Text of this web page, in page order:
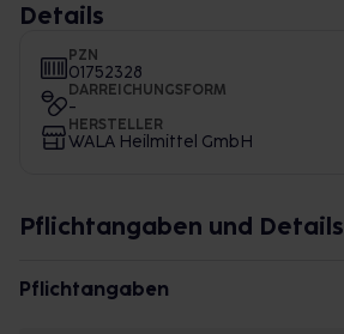
Details
PZN
01752328
DARREICHUNGSFORM
-
HERSTELLER
WALA Heilmittel GmbH
Pflichtangaben und Details
Pflichtangaben